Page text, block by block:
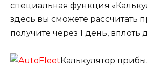
специальная функция
здесь вы сможете рассчитать
получите через 1 день, вплоть
Калькулятор